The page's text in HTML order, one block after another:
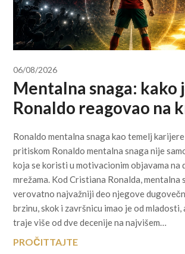
06/08/2026
Mentalna snaga: kako
Ronaldo reagovao na
Ronaldo mentalna snaga kao temelj
pritiskom Ronaldo mentalna snaga nije
koja se koristi u motivacionim objavama na
mrežama. Kod Cristiana Ronalda, mentalna
verovatno najvažniji deo njegove
brzinu, skok i završnicu imao je od
traje više od dve decenije na najvišem…
PROČITTAJTE